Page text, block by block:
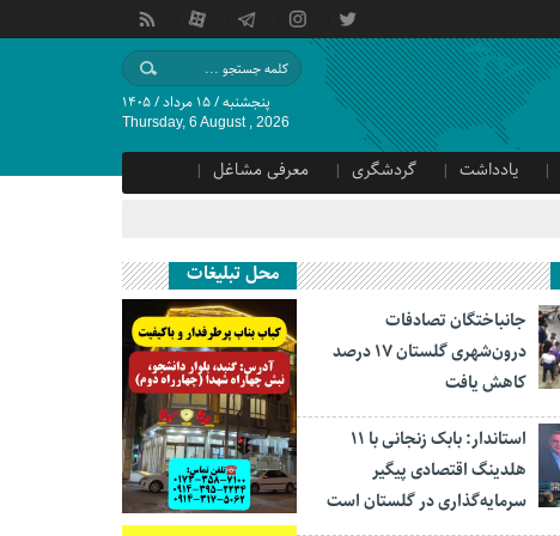
پنجشنبه / ۱۵ مرداد / ۱۴۰۵
Thursday, 6 August , 2026
یادداشت گردشگری
معرفی مشاغل
جانباختگان تصادفات
درون‌شهری گلستان ۱۷ درصد
کاهش یافت
استاندار: بابک زنجانی با ۱۱
هلدینگ اقتصادی پیگیر
سرمایه‌گذاری در گلستان است
محل تبلیغات